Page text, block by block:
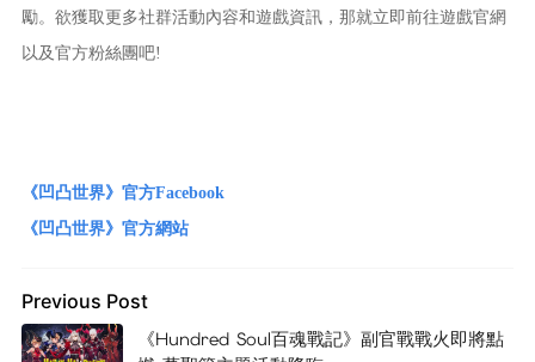
勵。欲獲取更多社群活動內容和遊戲資訊，那就立即前往遊戲官網
以及官方粉絲團吧!
《凹凸世界》官方Facebook
《凹凸世界》官方網站
Previous Post
《Hundred Soul百魂戰記》副官戰戰火即將點